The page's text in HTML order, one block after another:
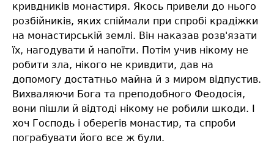
кривдників монастиря. Якось привели до нього
розбійників, яких спіймали при спробі крадіжки
на монастирській землі. Він наказав розв'язати
їх, нагодувати й напоїти. Потім учив нікому не
робити зла, нікого не кривдити, дав на
допомогу достатньо майна й з миром відпустив.
Вихваляючи Бога та преподобного Феодосія,
вони пішли й відтоді нікому не робили шкоди. І
хоч Господь і оберегів монастир, та спроби
пограбувати його все ж були.